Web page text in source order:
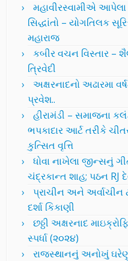
મહાવીરસ્વામીએ
સિદ્ધાંતો – યોગતિલક
મહારાજ
કબીર વચન વિસ્તાર –
ત્રિવેદી
અક્ષરનાદનો અઢારમા
પ્રવેશ..
હીરામંડી – સમાજના
ભપકાદાર આર્ટ તરીકે
કુત્સિત વૃત્તિ
ધોવા નાખેલા જીન્સનું
ચંદ્રકાન્ત શાહ; પઠન RJ
પ્રાચીન અને અર્વાચીન
દર્શા કિકાણી
છઠ્ઠી અક્ષરનાદ
સ્પર્ધા (૨૦૨૪)
રાજસ્થાનનું અનોખું